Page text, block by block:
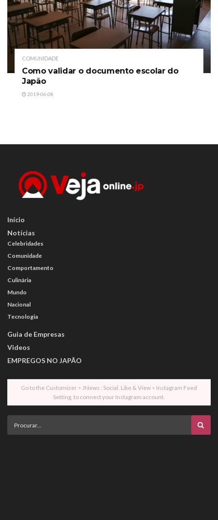
COMUNIDADE
Como validar o documento escolar do
Japão
2019-06-08
Início
Notícias
Celebridades
Comunidade
Comportamento
Culinária
Mundo
Nacional
Tecnologia
Guia de Empresas
Videos
EMPREGOS NO JAPÃO
Go to the Customizer > JNews : Social, Like & View > Instagram Feed
Setting, to connect your Instagram account.